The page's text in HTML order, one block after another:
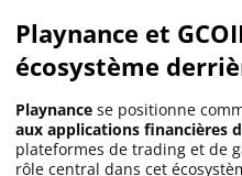
Playnance et
écosystème
Playnance se positionne
aux applications financières
plateformes de trading et de
rôle central dans cet